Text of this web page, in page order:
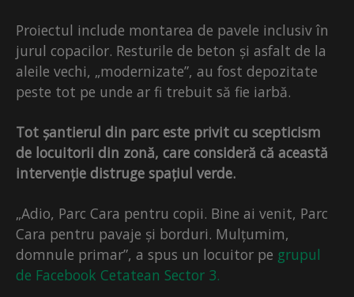
Proiectul include montarea de pavele inclusiv în
jurul copacilor. Resturile de beton și asfalt de la
aleile vechi, „modernizate”, au fost depozitate
peste tot pe unde ar fi trebuit să fie iarbă.
Tot șantierul din parc este privit cu scepticism
de locuitorii din zonă, care consideră că această
intervenție distruge spațiul verde.
„Adio, Parc Cara pentru copii. Bine ai venit, Parc
Cara pentru pavaje și borduri. Mulțumim,
domnule primar”, a spus un locuitor pe grupul
de Facebook Cetatean Sector 3.